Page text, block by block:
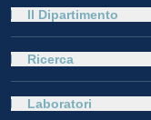
Il Dipartimento
Ricerca
Laboratori